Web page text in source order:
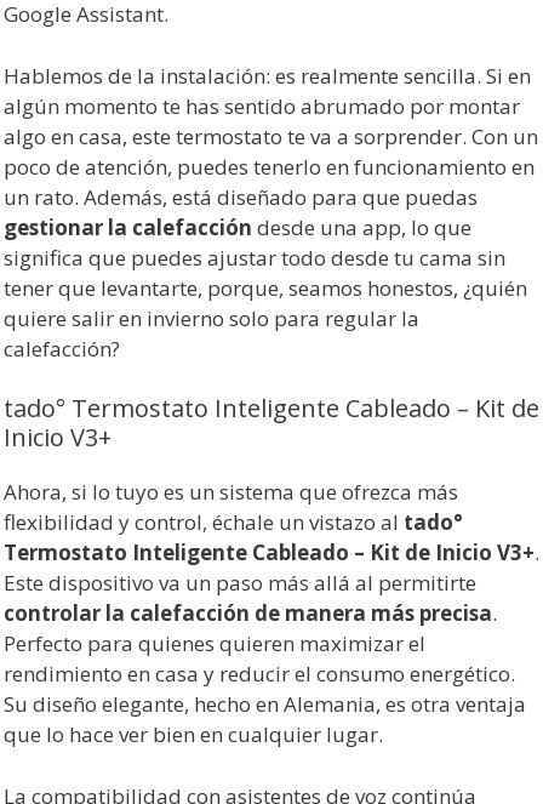
Google Assistant.
Hablemos de la instalación: es realmente sencilla. Si en
algún momento te has sentido abrumado por montar
algo en casa, este termostato te va a sorprender. Con un
poco de atención, puedes tenerlo en funcionamiento en
un rato. Además, está diseñado para que puedas
gestionar la calefacción desde una app, lo que
significa que puedes ajustar todo desde tu cama sin
tener que levantarte, porque, seamos honestos, ¿quién
quiere salir en invierno solo para regular la
calefacción?
tado° Termostato Inteligente Cableado – Kit de
Inicio V3+
Ahora, si lo tuyo es un sistema que ofrezca más
flexibilidad y control, échale un vistazo al tado°
Termostato Inteligente Cableado – Kit de Inicio V3+.
Este dispositivo va un paso más allá al permitirte
controlar la calefacción de manera más precisa.
Perfecto para quienes quieren maximizar el
rendimiento en casa y reducir el consumo energético.
Su diseño elegante, hecho en Alemania, es otra ventaja
que lo hace ver bien en cualquier lugar.
La compatibilidad con asistentes de voz continúa